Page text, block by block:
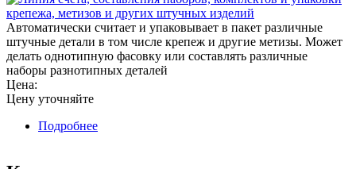
Автоматически считает и упаковывает в пакет различные
штучные детали в том числе крепеж и другие метизы. Может
делать однотипную фасовку или составлять различные
наборы разнотипных деталей
Цена:
Цену уточняйте
Подробнее